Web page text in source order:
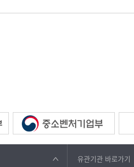
유관기관 바로가기